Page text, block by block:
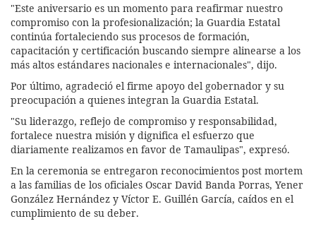
"Este aniversario es un momento para reafirmar nuestro
compromiso con la profesionalización; la Guardia Estatal
continúa fortaleciendo sus procesos de formación,
capacitación y certificación buscando siempre alinearse a los
más altos estándares nacionales e internacionales", dijo.
Por último, agradeció el firme apoyo del gobernador y su
preocupación a quienes integran la Guardia Estatal.
"Su liderazgo, reflejo de compromiso y responsabilidad,
fortalece nuestra misión y dignifica el esfuerzo que
diariamente realizamos en favor de Tamaulipas", expresó.
En la ceremonia se entregaron reconocimientos post mortem
a las familias de los oficiales Oscar David Banda Porras, Yener
González Hernández y Víctor E. Guillén García, caídos en el
cumplimiento de su deber.